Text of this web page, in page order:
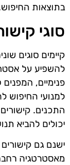
בתוצאות
סוגי
קיימים סוגים
להשפיע על
פנימיים,
למנועי החיפוש
התכנים.
יכולים להביא
ישנם גם
מאסטרטגיה